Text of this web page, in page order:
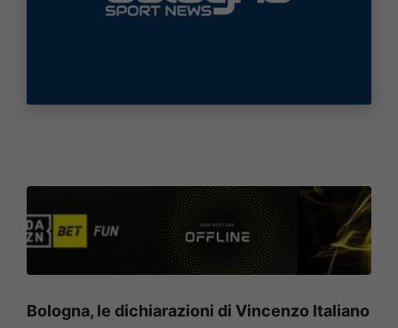
Bologna, le dichiarazioni di Vincenzo Italiano